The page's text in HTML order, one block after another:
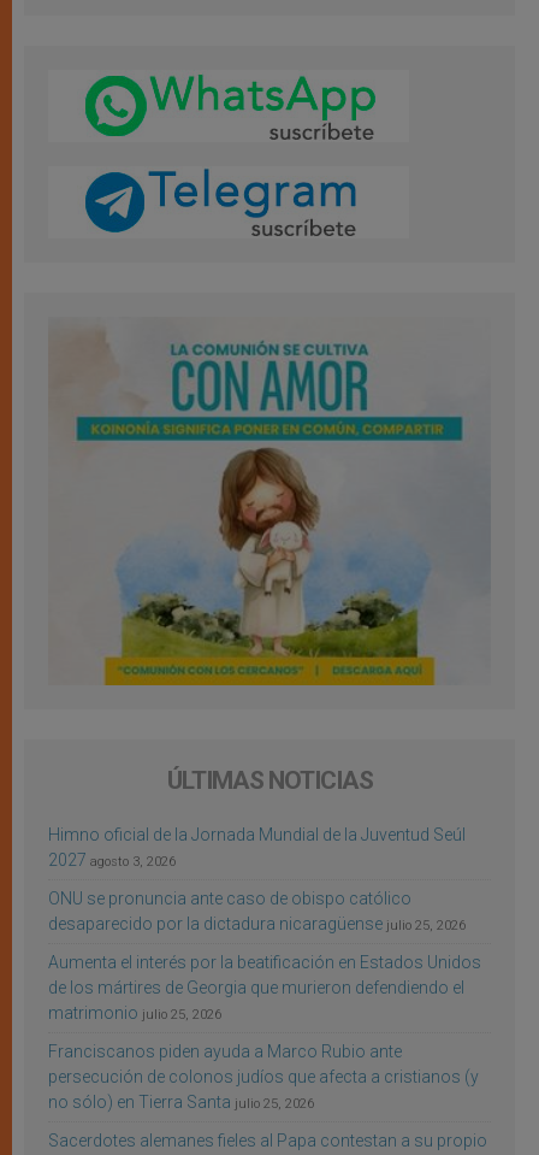
ÚLTIMAS NOTICIAS
Himno oficial de la Jornada Mundial de la Juventud Seúl
2027 agosto 3, 2026
ONU se pronuncia ante caso de obispo católico
desaparecido por la dictadura nicaragüense julio 25, 2026
Aumenta el interés por la beatificación en Estados Unidos
de los mártires de Georgia que murieron defendiendo el
matrimonio julio 25, 2026
Franciscanos piden ayuda a Marco Rubio ante
persecución de colonos judíos que afecta a cristianos (y
no sólo) en Tierra Santa julio 25, 2026
Sacerdotes alemanes fieles al Papa contestan a su propio